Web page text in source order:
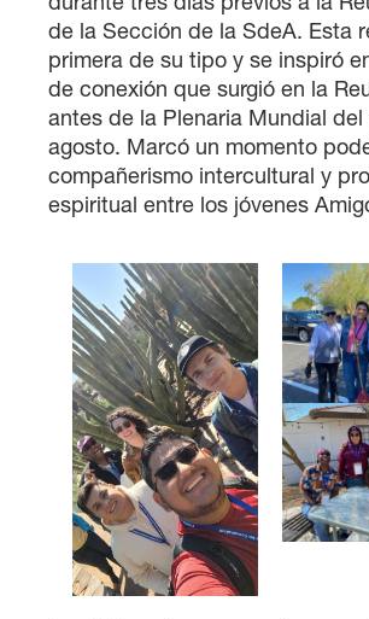
de la Sección de la SdeA. Esta
primera de su tipo y se inspiró
de conexión que surgió en la
antes de la Plenaria Mundial
agosto. Marcó un momento
compañerismo intercultural y
espiritual entre los jóvenes